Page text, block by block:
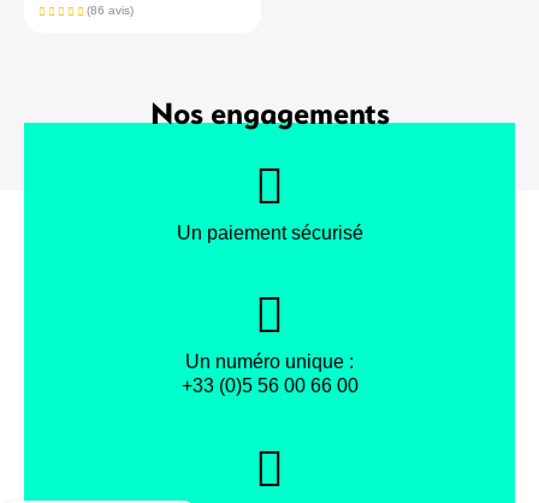
(86 avis)
Nos engagements
Un paiement sécurisé
Un numéro unique :
+33 (0)5 56 00 66 00